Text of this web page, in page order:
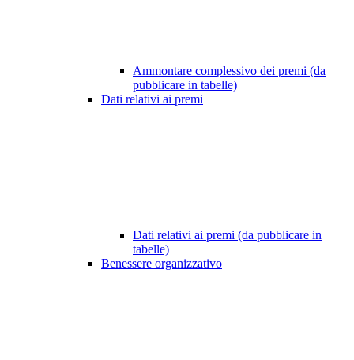
Ammontare complessivo dei premi (da
pubblicare in tabelle)
Dati relativi ai premi
Dati relativi ai premi (da pubblicare in
tabelle)
Benessere organizzativo